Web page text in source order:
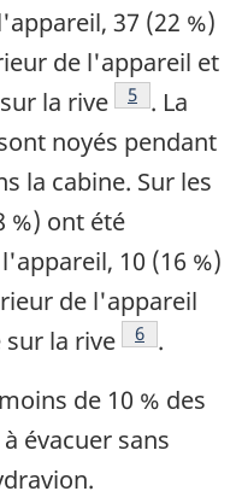
37 (22 %)
de l'appareil et
la rive
Note de bas
5 . La
noyés pendant
la cabine. Sur les
%) ont été
10 (16 %)
de l'appareil
sur la rive
Note de bas
6 .
de 10 % des
évacuer sans